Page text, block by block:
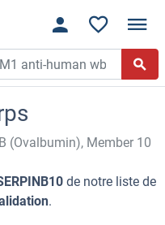
(Ovalbumin), Member 10
de notre liste de
.